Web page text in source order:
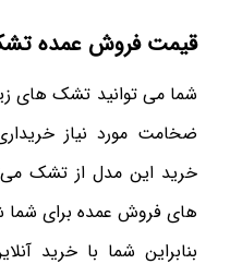
قیمت فروش عمده
شما می ‌توانید تشک های
ضخامت مورد نیاز
خرید این مدل از تشک
های فروش عمده برای شما
بنابراین شما با خرید